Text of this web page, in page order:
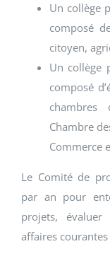
Un collège
composé
citoyen,
Un collège
composé
chambres
Chambre
Commerce
Le Comité de
par an pour
projets, évaluer
affaires courantes